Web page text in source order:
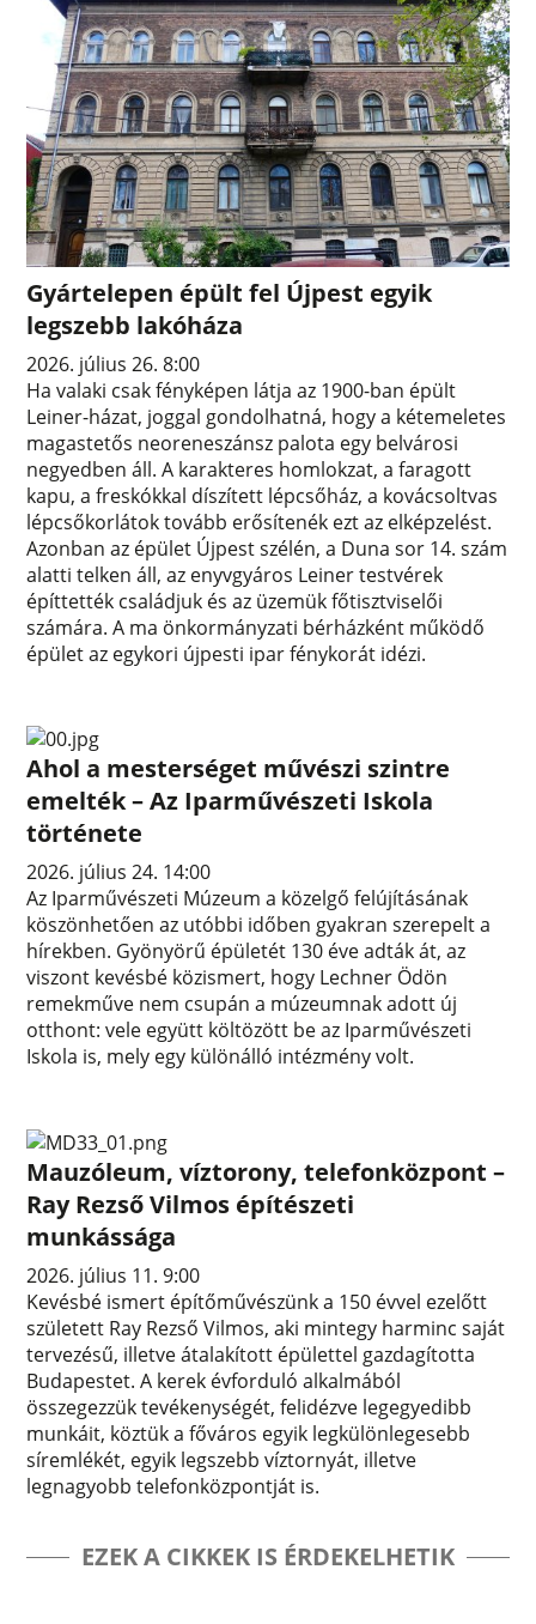
Gyártelepen épült fel Újpest egyik
legszebb lakóháza
2026. július 26. 8:00
Ha valaki csak fényképen látja az 1900-ban épült
Leiner-házat, joggal gondolhatná, hogy a kétemeletes
magastetős neoreneszánsz palota egy belvárosi
negyedben áll. A karakteres homlokzat, a faragott
kapu, a freskókkal díszített lépcsőház, a kovácsoltvas
lépcsőkorlátok tovább erősítenék ezt az elképzelést.
Azonban az épület Újpest szélén, a Duna sor 14. szám
alatti telken áll, az enyvgyáros Leiner testvérek
építtették családjuk és az üzemük főtisztviselői
számára. A ma önkormányzati bérházként működő
épület az egykori újpesti ipar fénykorát idézi.
Ahol a mesterséget művészi szintre
emelték – Az Iparművészeti Iskola
története
2026. július 24. 14:00
Az Iparművészeti Múzeum a közelgő felújításának
köszönhetően az utóbbi időben gyakran szerepelt a
hírekben. Gyönyörű épületét 130 éve adták át, az
viszont kevésbé közismert, hogy Lechner Ödön
remekműve nem csupán a múzeumnak adott új
otthont: vele együtt költözött be az Iparművészeti
Iskola is, mely egy különálló intézmény volt.
Mauzóleum, víztorony, telefonközpont –
Ray Rezső Vilmos építészeti
munkássága
2026. július 11. 9:00
Kevésbé ismert építőművészünk a 150 évvel ezelőtt
született Ray Rezső Vilmos, aki mintegy harminc saját
tervezésű, illetve átalakított épülettel gazdagította
Budapestet. A kerek évforduló alkalmából
összegezzük tevékenységét, felidézve legegyedibb
munkáit, köztük a főváros egyik legkülönlegesebb
síremlékét, egyik legszebb víztornyát, illetve
legnagyobb telefonközpontját is.
EZEK A CIKKEK IS ÉRDEKELHETIK